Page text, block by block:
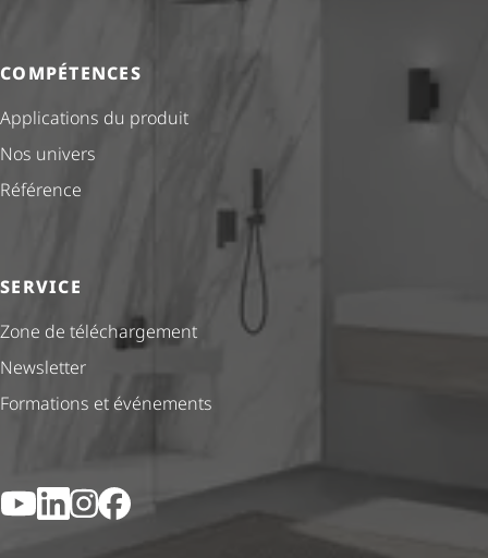
COMPÉTENCES
Applications du produit
Nos univers
Référence
SERVICE
Zone de téléchargement
Newsletter
Formations et événements
YouTubeLinkedIn
Instagram
Facebook